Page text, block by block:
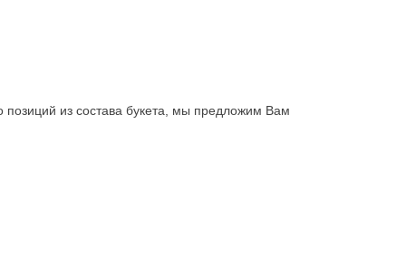
позиций из состава букета, мы предложим Вам